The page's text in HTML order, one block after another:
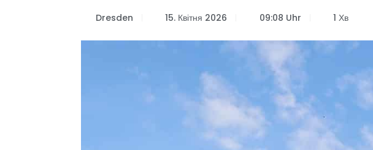
Dresden 15. Квітня 2026 09:08 Uhr 1 Хв